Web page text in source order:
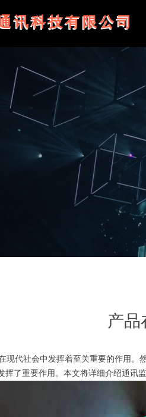
讯科技有限公司
产品
代社会中发挥着至关重要的作用。
挥了重要作用。本文将详细介绍通讯